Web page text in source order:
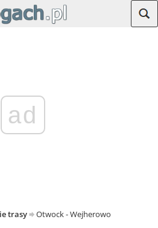
ad
trasy Otwock - Wejherowo